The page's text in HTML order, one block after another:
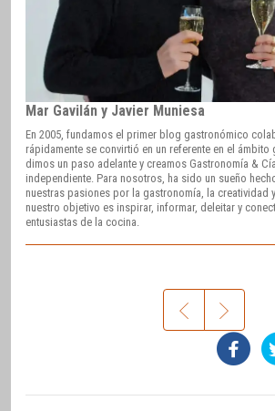
Mar Gavilán y Javier Muniesa
En 2005, fundamos el primer blog gastronómico
rápidamente se convirtió en un referente en el ámbito
dimos un paso adelante y creamos Gastronomía &
independiente. Para nosotros, ha sido un sueño
nuestras pasiones por la gastronomía, la creatividad
nuestro objetivo es inspirar, informar, deleitar y
entusiastas de la cocina.